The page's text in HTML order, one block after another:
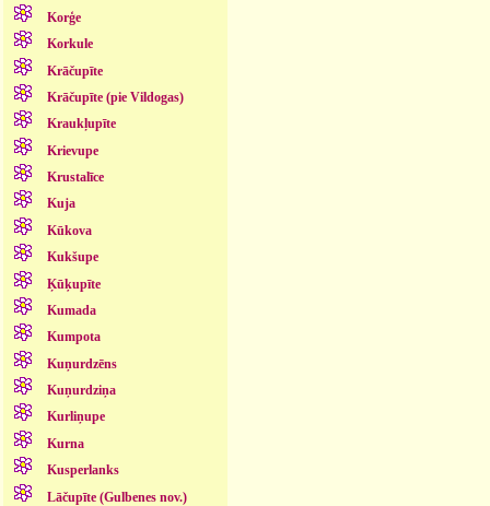
Korģe
Korkule
Krāčupīte
Krāčupīte (pie Vildogas)
Kraukļupīte
Krievupe
Krustalīce
Kuja
Kūkova
Kukšupe
Ķūķupīte
Kumada
Kumpota
Kuņurdzēns
Kuņurdziņa
Kurliņupe
Kurna
Kusperlanks
Lāčupīte (Gulbenes nov.)